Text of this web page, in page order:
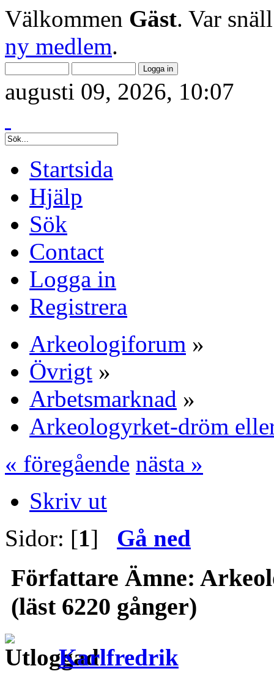
Välkommen Gäst. Var
ny medlem.
augusti 09, 2026, 10:07
Startsida
Hjälp
Sök
Contact
Logga in
Registrera
Arkeologiforum »
Övrigt »
Arbetsmarknad »
Arkeologyrket-dröm
« föregående nästa »
Skriv ut
Sidor: [1] Gå ned
Författare Ämne:
(läst 6220 gånger)
Karlfredrik